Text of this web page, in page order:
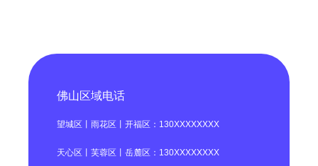
佛山区域电话
望城区丨雨花区丨开福区：130XXXXXXXX
天心区丨芙蓉区丨岳麓区：130XXXXXXXX